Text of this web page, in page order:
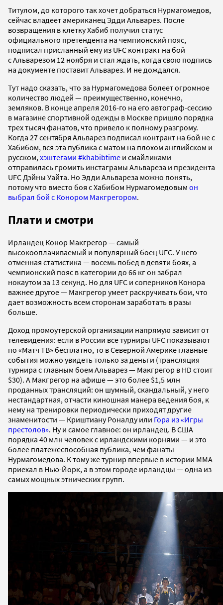
Титулом, до которого так хочет добраться Нурмагомедов,
сейчас владеет американец Эдди Альварез. После
возвращения в клетку Хабиб получил статус
официального претендента на чемпионский пояс,
подписал присланный ему из UFC контракт на бой
с Альварезом 12 ноября и стал ждать, когда свою подпись
на документе поставит Альварез. И не дождался.
Тут надо сказать, что за Нурмагомедова болеет огромное
количество людей — преимущественно, конечно,
земляков. В конце апреля 2016-го на его автограф-сессию
в магазине спортивной одежды в Москве пришло порядка
трех тысяч фанатов, что привело к полному разгрому.
Когда 27 сентября Альварез подписал контракт на бой не с
Хабибом, вся эта публика с матом на плохом английском и
русском,хэштегами #khabibtime и смайликами
отправилась громить инстаграмы Альвареза и президента
UFC Дэйны Уайта. Но Эдди Альвареза можно понять,
потому что вместо боя с Хабибом Нурмагомедовым он
выбрал бой с Конором Макгрегором.
Плати и смотри
Ирландец Конор Макгрегор — самый
высокооплачиваемый и популярный боец UFC. У него
отменная статистика — восемь побед в девяти боях, а
чемпионский пояс в категории до 66 кг он забрал
нокаутом за 13 секунд. Но для UFC и соперников Конора
важнее другое — Макгрегор умеет раскручивать бои, что
дает возможность всем сторонам заработать в разы
больше.
Доход промоутерской организации напрямую зависит от
телевидения: если в России все турниры UFC показывают
по «Матч ТВ» бесплатно, то в Северной Америке главные
события можно увидеть только за деньги (трансляция
турнира с главным боем Альварез — Макгрегор в HD стоит
$30). А Макгрегор на афише — это более $1,5 млн
проданных трансляций: он шумный, скандальный, у него
нестандартная, отчасти киношная манера ведения боя, к
нему на тренировки периодически приходят другие
знаменитости — Криштиану Роналду или Гора из «Игры
престолов». Ну и самое главное: он ирландец. В США
порядка 40 млн человек с ирландскими корнями — и это
более платежеспособная публика, чем фанаты
Нурмагомедова. К тому же турнир впервые в истории ММА
приехал в Нью-Йорк, а в этом городе ирландцы — одна из
самых мощных этнических групп.